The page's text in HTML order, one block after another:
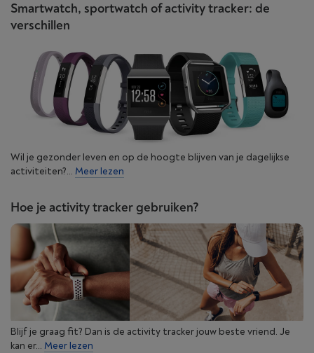
Smartwatch, sportwatch of activity tracker: de
verschillen
Wil je gezonder leven en op de hoogte blijven van je dagelijkse
activiteiten?... Meer lezen
Hoe je activity tracker gebruiken?
Blijf je graag fit? Dan is de activity tracker jouw beste vriend. Je
kan er... Meer lezen